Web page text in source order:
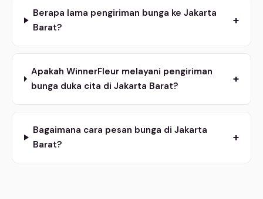
Berapa lama pengiriman bunga ke Jakarta
Barat?
+
Apakah WinnerFleur melayani pengiriman
bunga duka cita di Jakarta Barat?
+
Bagaimana cara pesan bunga di Jakarta
Barat?
+